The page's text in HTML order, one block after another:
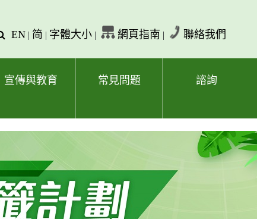
字
EN | 简 | 字體大小 | 網頁指南 | 聯絡我們
宣傳與教育 常見問題 諮詢